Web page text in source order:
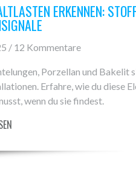
ERKENNEN:
/ 12 Kommentare
Porzellan und Bakelit
Erfahre, wie du diese
wenn du sie findest.